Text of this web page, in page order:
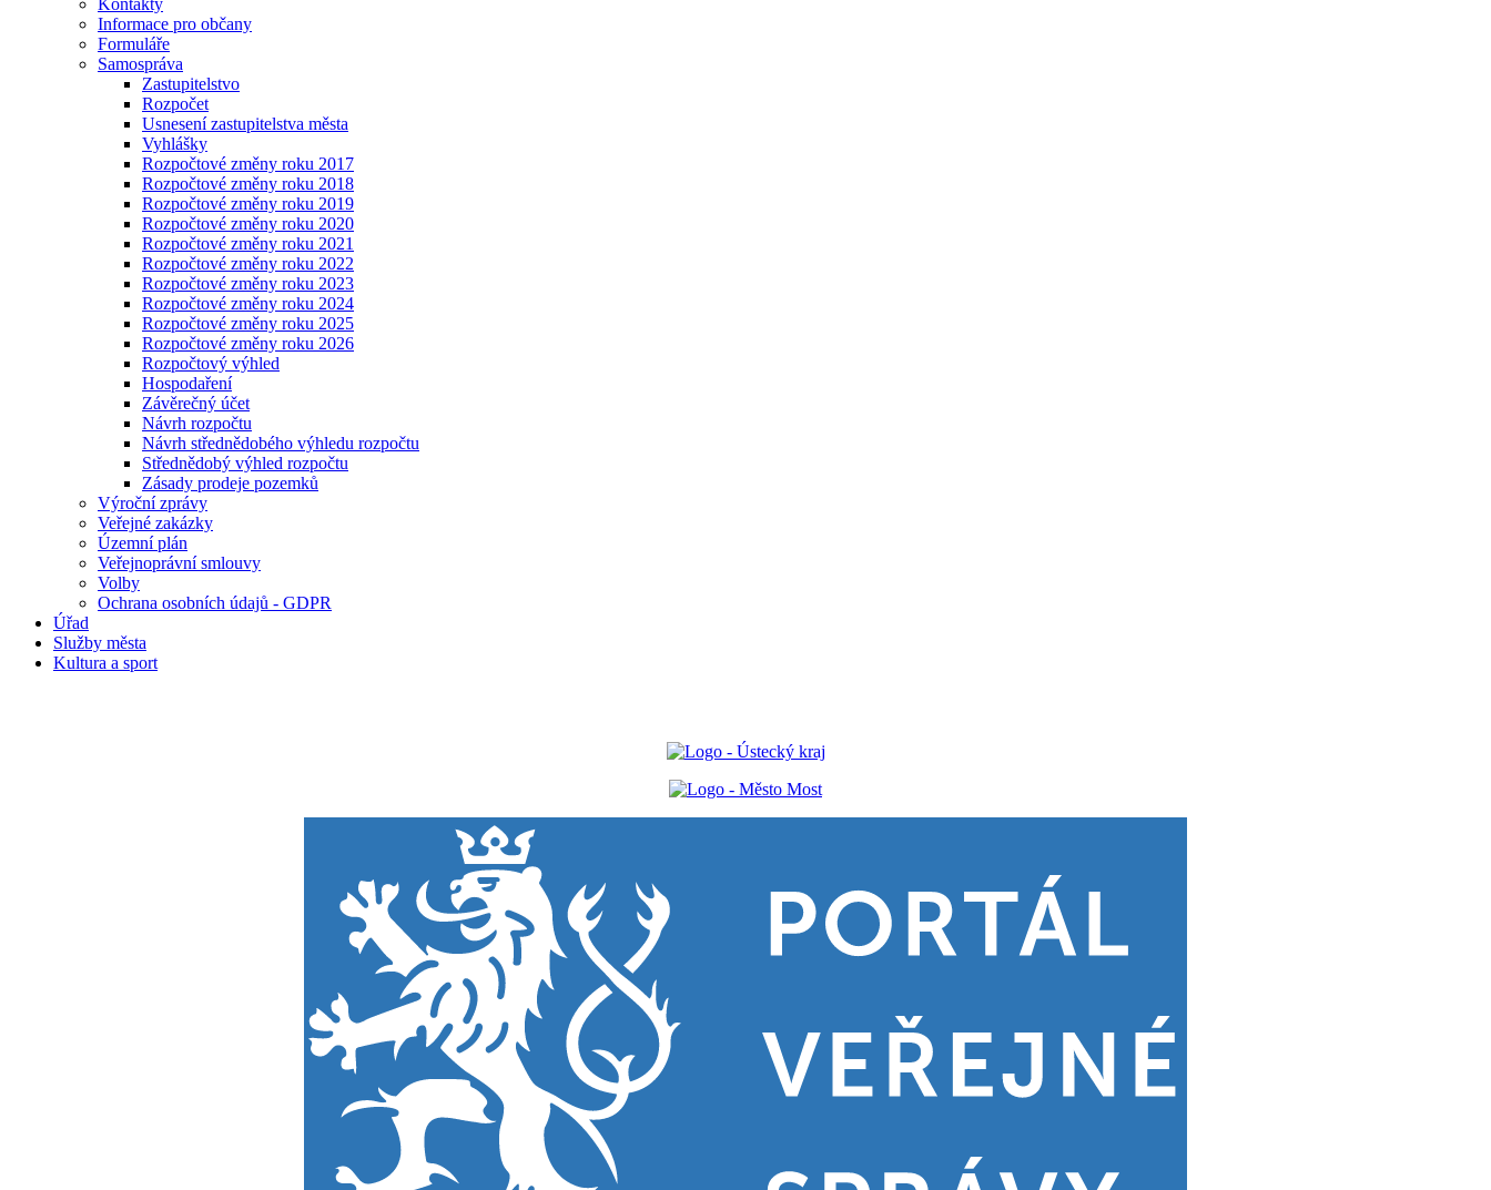
Kontakty
Informace pro občany
Formuláře
Samospráva
Zastupitelstvo
Rozpočet
Usnesení zastupitelstva města
Vyhlášky
Rozpočtové změny roku 2017
Rozpočtové změny roku 2018
Rozpočtové změny roku 2019
Rozpočtové změny roku 2020
Rozpočtové změny roku 2021
Rozpočtové změny roku 2022
Rozpočtové změny roku 2023
Rozpočtové změny roku 2024
Rozpočtové změny roku 2025
Rozpočtové změny roku 2026
Rozpočtový výhled
Hospodaření
Závěrečný účet
Návrh rozpočtu
Návrh střednědobého výhledu rozpočtu
Střednědobý výhled rozpočtu
Zásady prodeje pozemků
Výroční zprávy
Veřejné zakázky
Územní plán
Veřejnoprávní smlouvy
Volby
Ochrana osobních údajů - GDPR
Úřad
Služby města
Kultura a sport